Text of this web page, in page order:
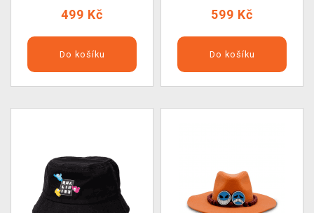
499 Kč
Do košíku
599 Kč
Do košíku